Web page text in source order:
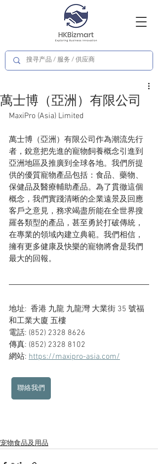
萬士博（亞洲）有限公司
MaxiPro (Asia) Limited
萬士博（亞洲）有限公司作為潮流先行
者，銳意把先進的寵物飼養概念引進到
亞洲地區及推廣到全球各地。我們所提
供的優質寵物產品包括：食品、藥物、
保健品及醫療輔助產品。為了貫徹這個
概念，我們實踐清晰的企業遠景及回應
客戶之意見，務求竭盡所能在全世界搜
羅各類型的產品，甚至勇於打破傳統，
在專業的領域內建立典範。我們相信，
擁有更多健康及快樂的寵物將會是我們
最大的回報。
地址:  香港 九龍 九龍灣 大業街 35 號福
和工業大廈 五樓
電話: (852) 2328 8626
傳真: (852) 2328 8102
網站: https://maxipro-asia.com/
聯絡我們
宠物食品及用品